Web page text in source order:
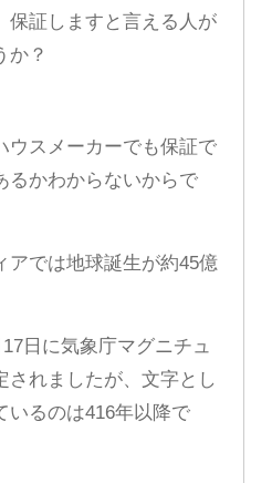
保証しますと言える人が
か？
ウスメーカーでも保証で
るかわからないからで
アでは地球誕生が約45億
日に気象庁マグニチュ
されましたが、文字とし
いるのは416年以降で